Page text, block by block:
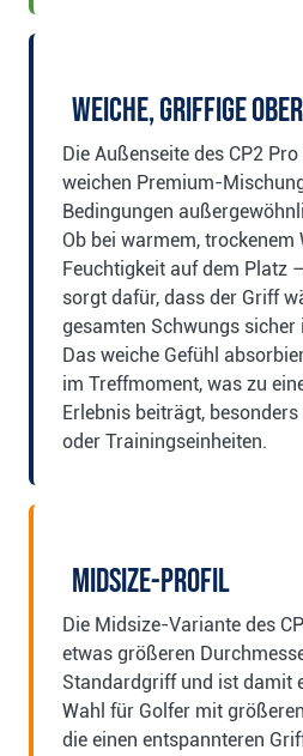
Weiche, griffige
Die Außenseite des CP2
weichen Premium-
Bedingungen
Ob bei warmem, trockenem
Feuchtigkeit auf dem Platz
sorgt dafür, dass der Griff
gesamten Schwungs sicher
Das weiche Gefühl
im Treffmoment, was zu
Erlebnis beiträgt,
oder Trainingseinheiten.
Midsize-Profil
Die Midsize-Variante des
etwas größeren
Standardgriff und ist damit
Wahl für Golfer mit
die einen entspannteren